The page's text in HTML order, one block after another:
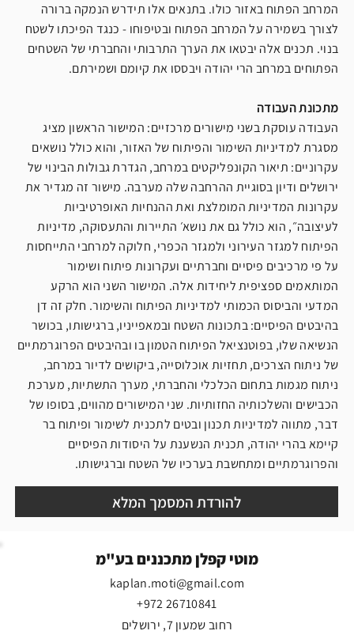
המרחב הפתוח באזור כולו. בתנאים אלו תידרש הנמקה ברורה
לצורך בשמירה על המרחב הפתוח ובטיפוחו - כנגד הפיכתו לשטח
בנוי. תכנים אלה יבטאו את הערך התרבותי והחברתי של השטחים
הפתוחים במרחב הרי יהודה ויבססו את קיומם ושמירתם.
מתכונת העבודה
העבודה עוסקת בשני מישורים מרכזיים: המישור הראשון מציג
מסגרת למדיניות השימור והפיתוח של האזור, והוא כולל נושאים
עקרוניים: תיאור הקונפליקטים במרחב, הגדרת גבולות הבינוי של
ירושלים ודיון בסוגיית ההרחבה שלה מערבה. מישור זה מגדיר את
עקרונות המדיניות המומלצת ואת ההנחיות האופרטיביות
לעיצובה״, הוא כולל גם את נושא׳ התיירות והתעסוקה, מדיניות
הפיתוח למגזר העירוני ולמגזר הכפרי, חלוקה למרחבי התייחסות
על פי מרכיבים פיסיים וחברתיים ועקרונות פיתוח ושימור
המותאמים ספציפית ליחידות אלה. המישור השני הוא הרקע
המדעי והביסוס הכמותי למדיניות הפיתוח והשימור. חלק זה דן
בהיבטים הפיסיים: בתכונות השטח ובמאפייניו, ברגישותו, בכושר
הנשיאה שלו, בפוטנציאל הפיתוח הטמון בו ובהיבטים הפרוגרמתיים
של ניתוח הצרכים, תחזיות אוכלוסייה, ביקושים לדיור במרחב,
ניתוח מגמות בתחום הכלכלי והחברתי, מערך התשתיות, מערכת
הכבישים והשלכותיה החזותיות. שני המישורים מהווים, בסופו של
דבר, מתווה למדיניות תכנון ובטים לתכנית לשימור ופיתוח בר
קיימא בהרי יהודה, תכנית הנשענת על היסודות הפיסיים
והפרוגרמתיים ומתחשבת בערכיו של השטח וברגישותו.
להורדת המסמך המלא
מוטי קפלן מתכננים בע"מ
kaplan.moti@gmail.com
+972 26710841
רחוב שמעון 7, ירושלים